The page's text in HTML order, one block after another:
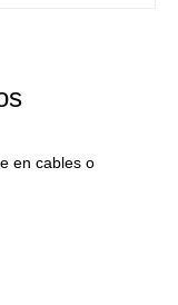
en cables o